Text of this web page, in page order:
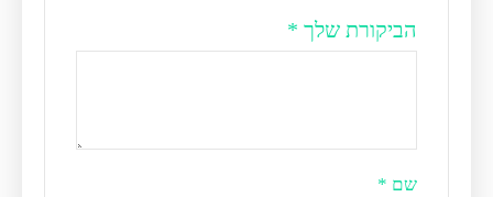
הביקורת שלך *
שם *